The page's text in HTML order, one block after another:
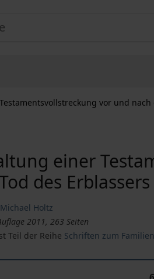
vor und nach
einer
des Erblassers
Michael Holtz
2011, 263 Seiten
Teil der Reihe Schriften zum